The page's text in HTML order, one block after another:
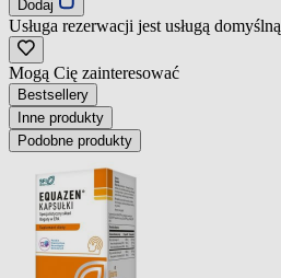
Dodaj
Usługa rezerwacji jest usługą domyślną
Mogą Cię zainteresować
Bestsellery
Inne produkty
Podobne produkty